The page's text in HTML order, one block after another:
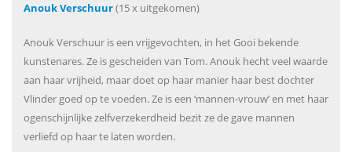
Anouk Verschuur(15 x uitgekomen)
Anouk Verschuur is een vrijgevochten, in het Gooi bekende
kunstenares. Ze is gescheiden van Tom. Anouk hecht veel waarde
aan haar vrijheid, maar doet op haar manier haar best dochter
Vlinder goed op te voeden. Ze is een ‘mannen-vrouw’ en met haar
ogenschijnlijke zelfverzekerdheid bezit ze de gave mannen
verliefd op haar te laten worden.